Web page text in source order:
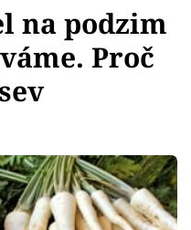
na podzim
Proč